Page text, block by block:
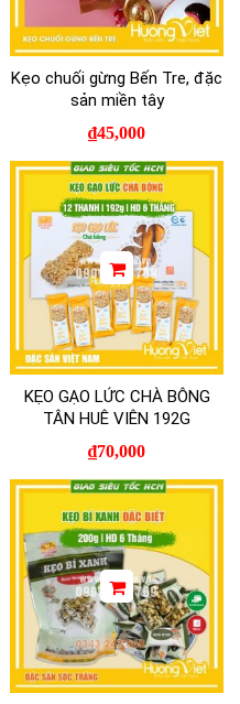
Kẹo chuối gừng Bến Tre, đặc
sản miền tây
₫45,000
KẸO GẠO LỨC CHÀ BÔNG
TÂN HUÊ VIÊN 192G
₫70,000